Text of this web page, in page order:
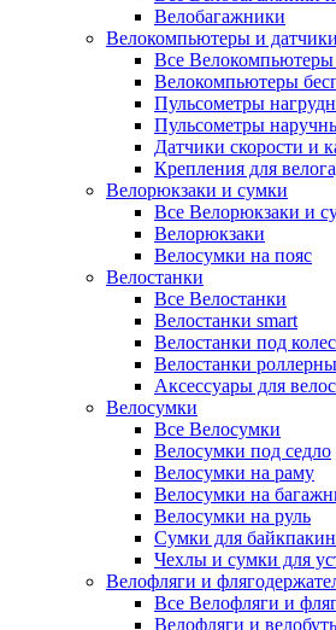
Велобагажники
Велокомпьютеры и датчики
Все Велокомпьютеры
Велокомпьютеры
Пульсометры
Пульсометры
Датчики скорости и
Крепления для
Велорюкзаки и сумки
Все Велорюкзаки и
Велорюкзаки
Велосумки на пояс
Велостанки
Все Велостанки
Велостанки smart
Велостанки под
Велостанки
Аксессуары для
Велосумки
Все Велосумки
Велосумки под седло
Велосумки на раму
Велосумки на
Велосумки на руль
Сумки для
Чехлы и сумки для
Велофляги и
Все Велофляги и
Велофляги и